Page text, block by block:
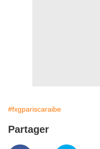
#fxgpariscaraibe
Partager